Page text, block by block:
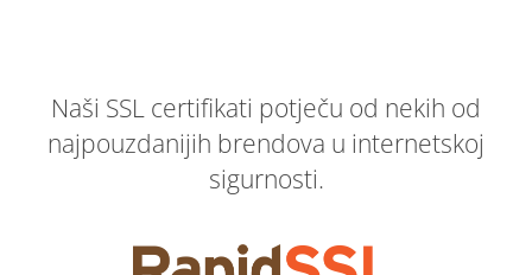
Naši SSL certifikati potječu od nekih od
najpouzdanijih brendova u internetskoj
sigurnosti.